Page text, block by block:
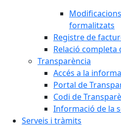
formalitzats
Registre de
Relació completa
Transparència
Accés a la
Portal de
Codi de
Informació de la
Serveis i tràmits